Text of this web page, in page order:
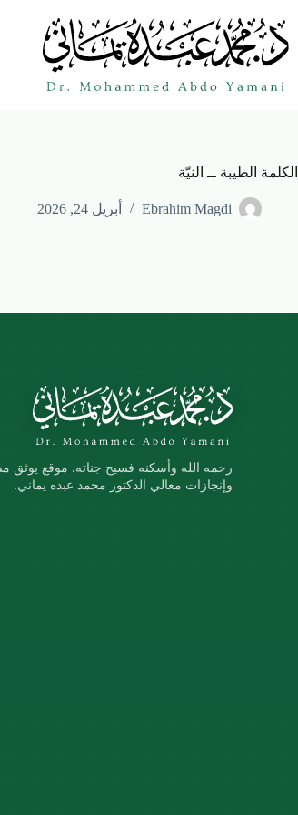
الكلمة الطيبة ــ النيّة
Ebrahim Magdi أبريل 24, 2026
رحمه الله وأسكنه فسيح جناته. موقع يوثق
وإنجازات معالي الدكتور محمد عبده يماني.